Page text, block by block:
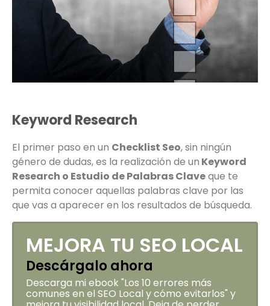
Keyword Research
El primer paso en un Checklist Seo, sin ningún
género de dudas, es la realización de un Keyword
Research o Estudio de Palabras Claveque te
permita conocer aquellas palabras clave por las
que vas a aparecer en los resultados de búsqueda.
MEJORA TU SEO LOCAL
Descárgalo ahora
Descarga mi ebook "Los 10 errores más
comunes en el SEO Local y cómo evitarlos" y